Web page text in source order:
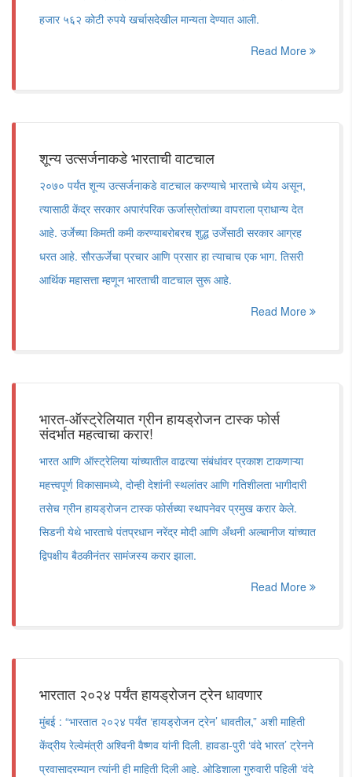
हजार ५६२ कोटी रुपये खर्चासदेखील मान्यता देण्यात आली.
Read More
शून्य उत्सर्जनाकडे भारताची वाटचाल
२०७० पर्यंत शून्य उत्सर्जनाकडे वाटचाल करण्याचे भारताचे ध्येय असून,
त्यासाठी केंद्र सरकार अपारंपरिक ऊर्जास्रोतांच्या वापराला प्राधान्य देत
आहे. उर्जेच्या किमती कमी करण्याबरोबरच शुद्ध उर्जेसाठी सरकार आग्रह
धरत आहे. सौरऊर्जेचा प्रचार आणि प्रसार हा त्याचाच एक भाग. तिसरी
आर्थिक महासत्ता म्हणून भारताची वाटचाल सुरू आहे.
Read More
भारत-ऑस्ट्रेलियात ग्रीन हायड्रोजन टास्क फोर्स
संदर्भात महत्वाचा करार!
भारत आणि ऑस्ट्रेलिया यांच्यातील वाढत्या संबंधांवर प्रकाश टाकणाऱ्या
महत्त्वपूर्ण विकासामध्ये, दोन्ही देशांनी स्थलांतर आणि गतिशीलता भागीदारी
तसेच ग्रीन हायड्रोजन टास्क फोर्सच्या स्थापनेवर प्रमुख करार केले.
सिडनी येथे भारताचे पंतप्रधान नरेंद्र मोदी आणि अँथनी अल्बानीज यांच्यात
द्विपक्षीय बैठकीनंतर सामंजस्य करार झाला.
Read More
भारतात २०२४ पर्यंत हायड्रोजन ट्रेन धावणार
मुंबई : “भारतात २०२४ पर्यंत ‘हायड्रोजन ट्रेन’ धावतील,” अशी माहिती
केंद्रीय रेल्वेमंत्री अश्विनी वैष्णव यांनी दिली. हावडा-पुरी ‘वंदे भारत’ ट्रेनने
प्रवासादरम्यान त्यांनी ही माहिती दिली आहे. ओडिशाला गुरुवारी पहिली ‘वंदे